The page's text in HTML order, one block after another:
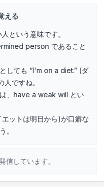
える
という意味です。
person であること
しても “I'm on a diet.” (ダ
ですね。
、have a weak will とい
ットは明日から)が口癖な
。
信しています。